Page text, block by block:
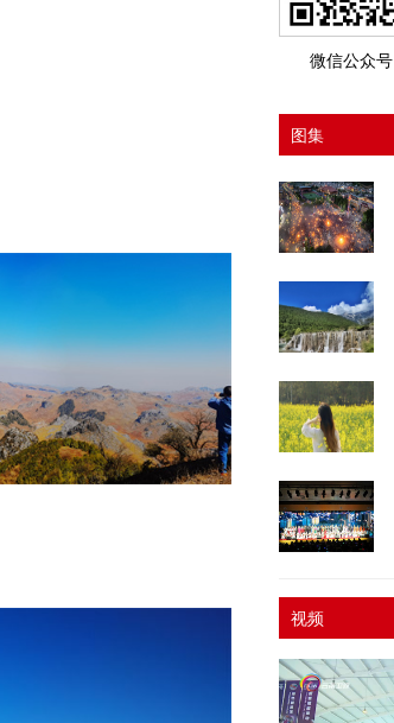
微信公众号
图集
视频